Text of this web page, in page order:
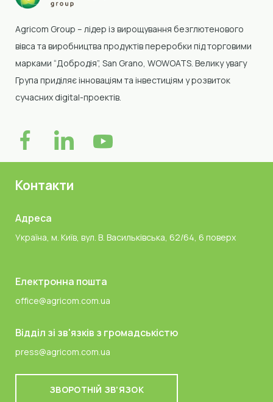
Agricom Group – лідер із вирощування безглютенового
вівса та виробництва продуктів переробки під торговими
марками “Добродія”, San Grano, WOWOATS Велику увагу
Група приділяє інноваціям та інвестиціям у розвиток
сучасних digital-проектів.
Контакти
Адреса
Україна, м. Київ, вул. В. Васильківська, 62/64, 6 поверх
Електронна пошта
office@agricom.com.ua
Відділ зі зв'язків з громадськістю
press@agricom.com.ua
ЗВОРОТНІЙ ЗВ'ЯЗОК